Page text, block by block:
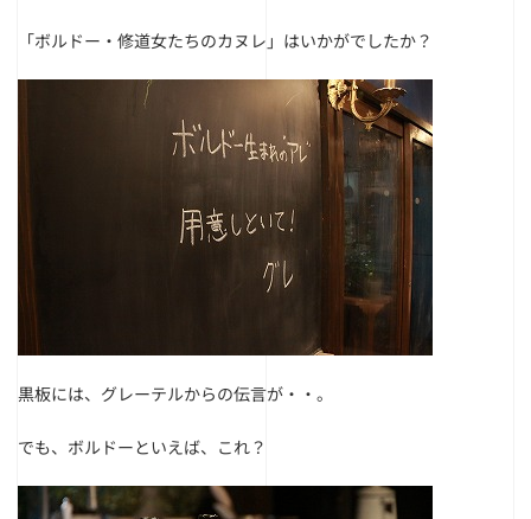
「ボルドー・修道女たちのカヌレ」はいかがでしたか？
黒板には、グレーテルからの伝言が・・。
でも、ボルドーといえば、これ？